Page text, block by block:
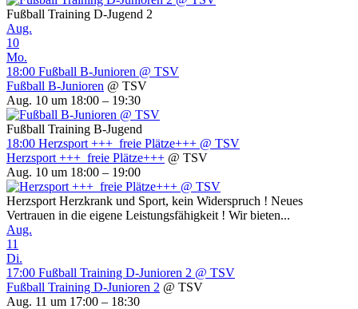
Fußball Training D-Jugend 2
Aug.
10
Mo.
18:00 Fußball B-Junioren @ TSV
Fußball B-Junioren @ TSV
Aug. 10 um 18:00 – 19:30
Fußball Training B-Jugend
18:00 Herzsport +++ freie Plätze+++ @ TSV
Herzsport +++ freie Plätze+++ @ TSV
Aug. 10 um 18:00 – 19:00
Herzsport Herzkrank und Sport, kein Widerspruch ! Neues
Vertrauen in die eigene Leistungsfähigkeit ! Wir bieten...
Aug.
11
Di.
17:00 Fußball Training D-Junioren 2 @ TSV
Fußball Training D-Junioren 2 @ TSV
Aug. 11 um 17:00 – 18:30